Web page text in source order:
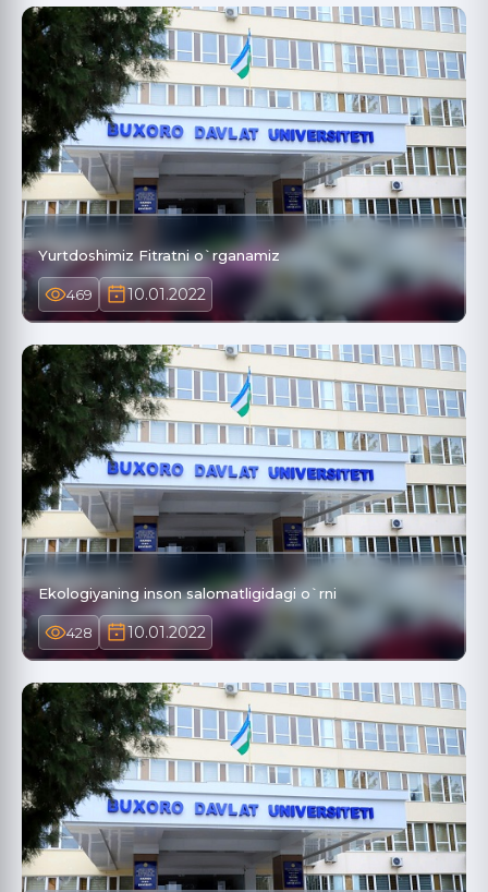
Yurtdoshimiz Fitratni o`rganamiz
469 10.01.2022
Ekologiyaning inson salomatligidagi o`rni
428 10.01.2022